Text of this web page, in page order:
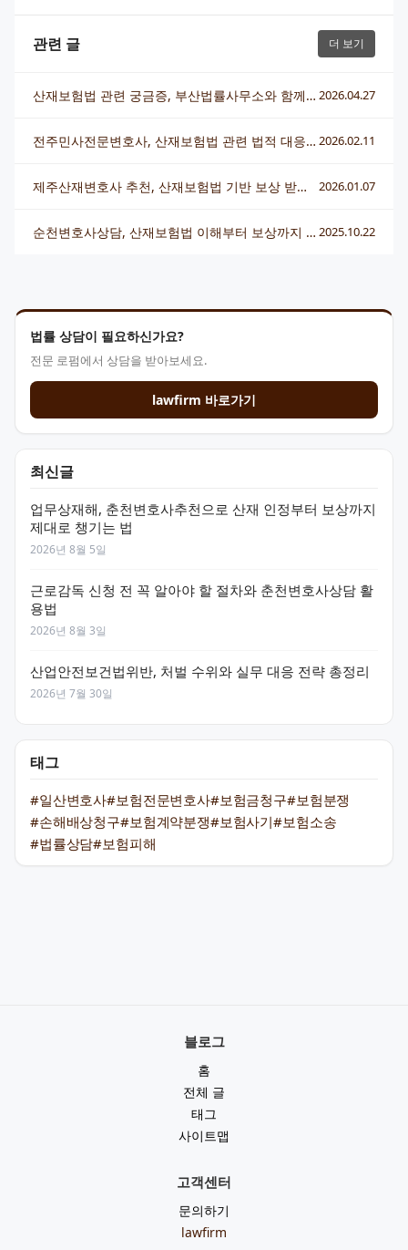
법률 상담이 필요하신가요?
전문 로펌에서 상담을 받아보세요.
lawfirm 바로가기
최신글
업무상재해, 춘천변호사추천으로 산재 인정부터 보상까지
제대로 챙기는 법
2026년 8월 5일
근로감독 신청 전 꼭 알아야 할 절차와 춘천변호사상담 활
용법
2026년 8월 3일
산업안전보건법위반, 처벌 수위와 실무 대응 전략 총정리
2026년 7월 30일
태그
#일산변호사#보험전문변호사#보험금청구#보험분쟁
#손해배상청구#보험계약분쟁#보험사기#보험소송
#법률상담#보험피해
관련 글 더 보기
산재보험법 관련 궁금증, 부산법률사무소와 함께 알기 쉽게 해결해요 2026.04.27
전주민사전문변호사, 산재보험법 관련 법적 대응 핵심 총정리 2026.02.11
제주산재변호사 추천, 산재보험법 기반 보상 받는 방법 2026.01.07
순천변호사상담, 산재보험법 이해부터 보상까지 한 번에 알아보기 2025.10.22
블로그
홈
전체 글
태그
사이트맵
고객센터
문의하기
lawfirm